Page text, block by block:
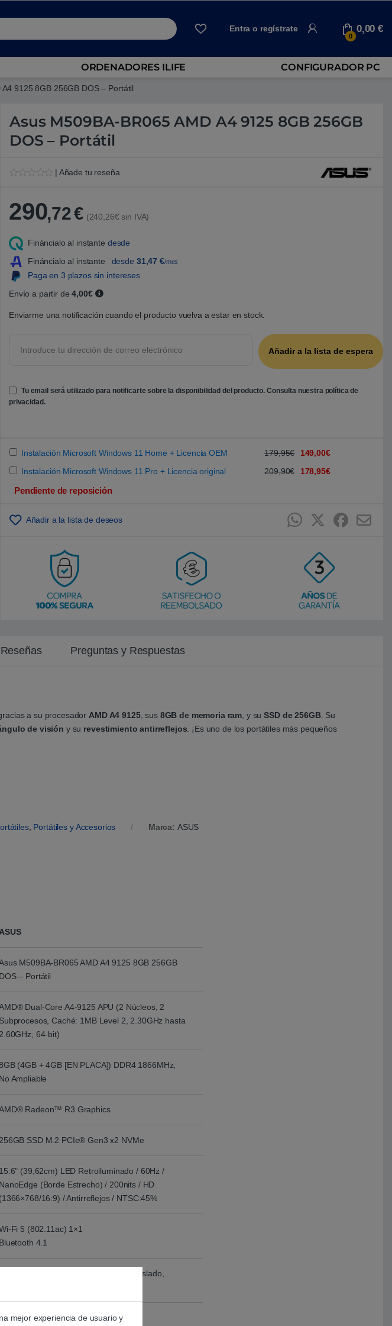
Entra o regístrate
0
0,00€
ORDENADORES ILIFE CONFIGURADOR PC
9125 8GB 256GB DOS – Portátil
Asus M509BA-BR065 AMD A4 9125 8GB 256GB
DOS – Portátil
o
r
o
5
0
0
s
o
e
n
p
c
i
ó
n
i
e
| Añade tu reseña
290,72€ (240,26€ sin IVA)
Fináncialo al instante desde
Fináncialo al instante
desde 31,47 €/mes
Paga en 3 plazos sin intereses
Envío a partir de4,00€
Enviarme una notificación cuando el producto vuelva a estar en stock.
Tu email será utilizado para notificarte sobre la disponibilidad del producto. Consulta nuestra política de
privacidad.
Instalación Microsoft Windows 11 Home + Licencia OEM 179,95€
149,00€
Instalación Microsoft Windows 11 Pro + Licencia original
209,90€ 178,95€
Pendiente de reposición
Añadir a la lista de deseos
Reseñas Preguntas y Respuestas
a su procesador AMD A4 9125, sus 8GB de memoria ram , y suSSD de 256GB. Su
de visión y su revestimiento antirreflejos . ¡Es uno de los portátiles más pequeños
, Portátiles y Accesorios Marca: ASUS
ASUS
M509BA-BR065 AMD A4 9125 8GB 256GB
DOS – Portátil
Dual-Core A4-9125 APU (2 Núcleos, 2
Subprocesos, Caché: 1MB Level 2, 2.30GHz hasta
2.60GHz, 64-bit)
(4GB + 4GB [EN PLACA]) DDR4 1866MHz,
No Ampliable
Radeon™ R3 Graphics
256GB SSD M.2 PCIe® Gen3 x2 NVMe
15.6" (39,62cm) LED Retroiluminado / 60Hz /
NanoEdge (Borde Estrecho) / 200nits / HD
(1366×768/16:9) / Antirreflejos / NTSC:45%
Fi 5 (802.11ac) 1×1
Bluetooth 4.1
Teclado tipo chicle, teclado numérico aislado,
2 x USB 2.0
mejor experiencia de usuario y